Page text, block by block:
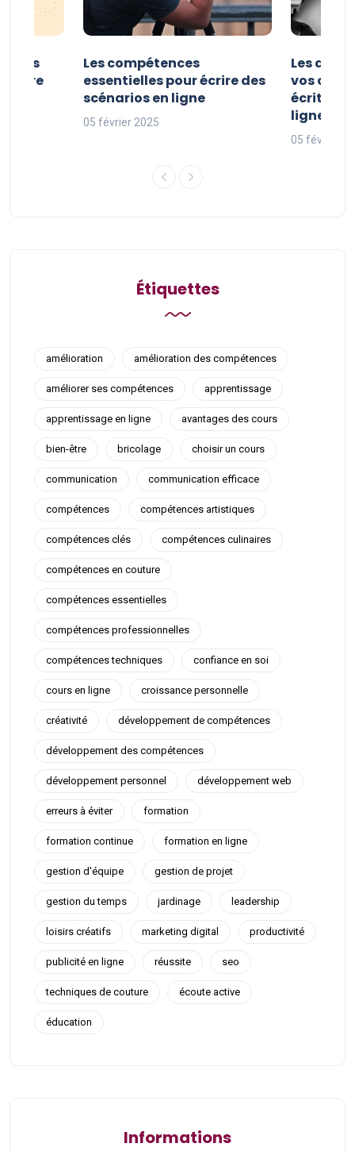
vos
Les compétences
essentielles pour écrire des
scénarios en ligne
05 février 2025
Les
vos
écriture
ligne
05 février
Étiquettes
amélioration amélioration des compétences
améliorer ses compétences apprentissage
apprentissage en ligne avantages des cours
bien-être bricolage choisir un cours
communication communication efficace
compétences compétences artistiques
compétences clés compétences culinaires
compétences en couture
compétences essentielles
compétences professionnelles
compétences techniques confiance en soi
cours en ligne croissance personnelle
créativité développement de compétences
développement des compétences
développement personnel développement web
erreurs à éviter formation
formation continue formation en ligne
gestion d'équipe gestion de projet
gestion du temps jardinage leadership
loisirs créatifs marketing digital productivité
publicité en ligne réussite seo
techniques de couture écoute active
éducation
Informations